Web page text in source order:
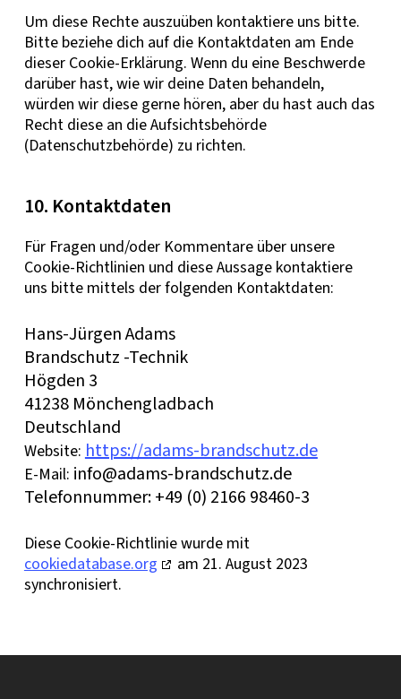
Um diese Rechte auszuüben kontaktiere uns bitte.
Bitte beziehe dich auf die Kontaktdaten am Ende
dieser Cookie-Erklärung. Wenn du eine Beschwerde
darüber hast, wie wir deine Daten behandeln,
würden wir diese gerne hören, aber du hast auch das
Recht diese an die Aufsichtsbehörde
(Datenschutzbehörde) zu richten.
10. Kontaktdaten
Für Fragen und/oder Kommentare über unsere
Cookie-Richtlinien und diese Aussage kontaktiere
uns bitte mittels der folgenden Kontaktdaten:
Hans-Jürgen Adams
Brandschutz -Technik
Högden 3
41238 Mönchengladbach
Deutschland
Website:https://adams-brandschutz.de
E-Mail: info@adams-brandschutz.de
Telefonnummer: +49 (0) 2166 98460-3
Diese Cookie-Richtlinie wurde mit
cookiedatabase.org
am 21. August 2023
synchronisiert.